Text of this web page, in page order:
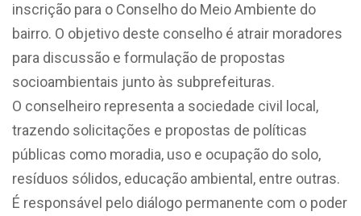
inscrição para o Conselho do Meio Ambiente do
bairro. O objetivo deste conselho é atrair moradores
para discussão e formulação de propostas
socioambientais junto às subprefeituras.
O conselheiro representa a sociedade civil local,
trazendo solicitações e propostas de políticas
públicas como moradia, uso e ocupação do solo,
resíduos sólidos, educação ambiental, entre outras.
É responsável pelo diálogo permanente com o poder